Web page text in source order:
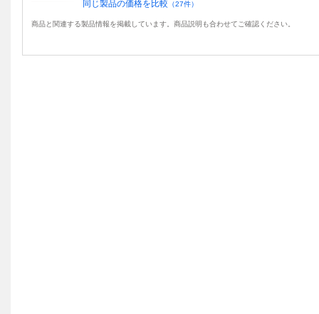
同じ製品の価格を比較 （27件）
商品と関連する製品情報を掲載しています。商品説明も合わせてご確認ください。